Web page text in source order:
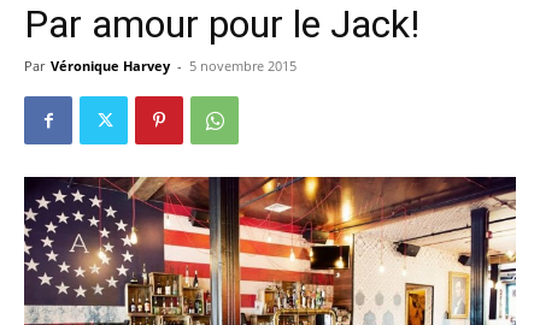
Par amour pour le Jack!
Par Véronique Harvey - 5 novembre 2015